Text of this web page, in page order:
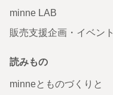
minne LAB
販売支援企画・イベント
読みもの
minneとものづくりと